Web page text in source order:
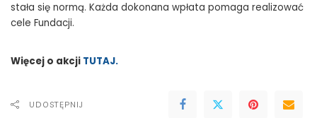
stała się normą. Każda dokonana wpłata pomaga realizować
cele Fundacji.
Więcej o akcji TUTAJ.
UDOSTĘPNIJ